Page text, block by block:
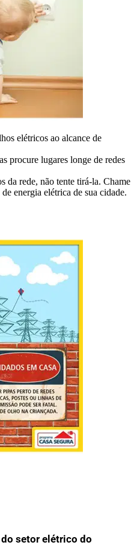
elétricos ao alcance de
procure lugares longe de redes
da rede, não tente tirá-la. Chame
energia elétrica de sua cidade.
setor elétrico do